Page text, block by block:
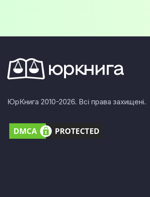
ЮрКнига 2010-2026. Всі права захищені.